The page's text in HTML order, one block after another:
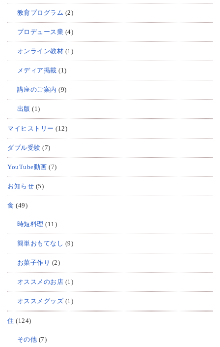
教育プログラム (2)
プロデュース業 (4)
オンライン教材 (1)
メディア掲載 (1)
講座のご案内 (9)
出版 (1)
マイヒストリー (12)
ダブル受験 (7)
YouTube動画 (7)
お知らせ (5)
食 (49)
時短料理 (11)
簡単おもてなし (9)
お菓子作り (2)
オススメのお店 (1)
オススメグッズ (1)
住 (124)
その他 (7)